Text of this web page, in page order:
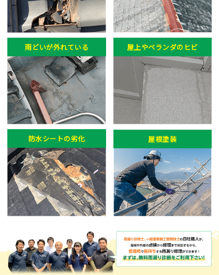
雨どいが外れている 屋上やベランダのヒビ
防水シートの劣化 屋根塗装